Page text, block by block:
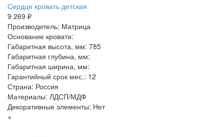
Сердце кровать детская
9 269 ₽
Производитель: Матрица
Основание кровати:
Габаритная высота, мм: 785
Габаритная глубина, мм:
Габаритная ширина, мм:
Гарантийный срок мес.: 12
Страна: Россия
Материалы: ЛДСП/МДФ
Декоративные элементы: Нет
+